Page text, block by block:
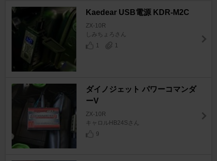
Kaedear USB電源 KDR-M2C
ZX-10R
しみちょろさん
1
1
ダイノジェット パワーコマンダ
ーV
ZX-10R
キャロルHB24Sさん
9